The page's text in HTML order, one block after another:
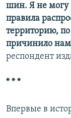
шин. Я не могу
правила
территорию, по
причинило нам
респондент
* * *
Впервые в